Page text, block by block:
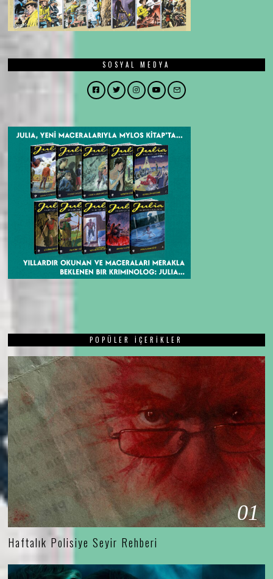
SOSYAL MEDYA
Facebook
TwitterInstagram
YouTubeEmail
POPÜLER İÇERIKLER
01
Haftalık Polisiye Seyir Rehberi